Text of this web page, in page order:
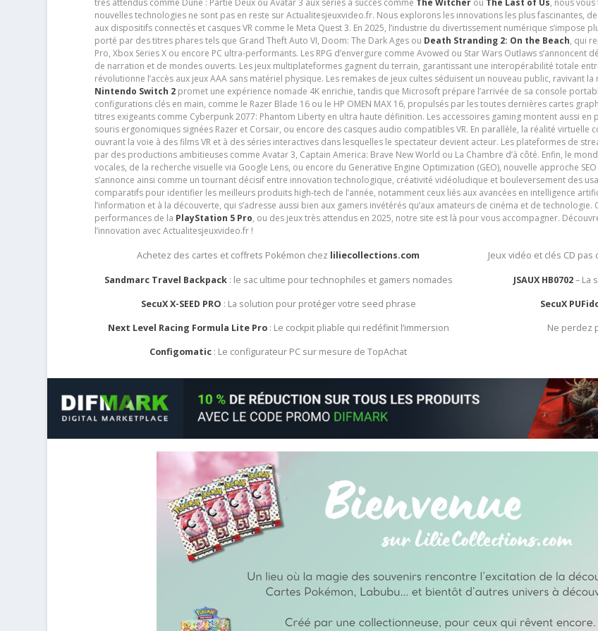
très attendus comme Dune : Partie Deux ou Avatar 3 aux séries à succès comme The Witcherou The Last of Us, nous
nouvelles technologies ne sont pas en reste sur Actualitesjeuxvideo.fr. Nous explorons les innovations les plus fascinantes,
aux dispositifs connectés et casques VR comme le Meta Quest 3. En 2025, l’industrie du divertissement numérique s’impose
porté par des titres phares tels que Grand Theft Auto VI, Doom: The Dark Ages ou Death Stranding 2: On the Beach, qui
Pro, Xbox Series X ou encore PC ultra-performants. Les RPG d’envergure comme Avowed ou Star Wars Outlaws
de narration et de mondes ouverts. Les jeux multiplateformes gagnent du terrain, garantissant une interopérabilité totale
révolutionne l’accès aux jeux AAA sans matériel physique. Les remakes de jeux cultes séduisent un nouveau public, ravivant
Nintendo Switch 2promet une expérience nomade 4K enrichie, tandis que Microsoft prépare l’arrivée de sa console
configurations clés en main, comme le Razer Blade 16 ou le HP OMEN MAX 16, propulsés par les toutes dernières cartes
titres exigeants comme Cyberpunk 2077: Phantom Liberty en ultra haute définition. Les accessoires gaming montent aussi
souris ergonomiques signées Razer et Corsair, ou encore des casques audio compatibles VR. En parallèle, la réalité virtuelle
ouvrant la voie à des films VR et à des séries interactives dans lesquelles le spectateur devient acteur. Les plateformes de
par des productions ambitieuses comme Avatar 3, Captain America: Brave New World ou La Chambre d’à côté. Enfin, le
vocales, de la recherche visuelle via Google Lens, ou encore du Generative Engine Optimization (GEO), nouvelle approche
s’annonce ainsi comme un tournant décisif entre innovation technologique, créativité vidéoludique et bouleversement des
comparatifs pour identifier les meilleurs produits high-tech de l’année, notamment ceux liés aux avancées en intelligence
l’information et à la découverte, qui s’adresse aussi bien aux gamers invétérés qu’aux amateurs de cinéma et de
performances de la PlayStation 5 Pro, ou des jeux très attendus en 2025, notre site est là pour vous accompagner.
l’innovation avec Actualitesjeuxvideo.fr !
Achetez des cartes et coffrets Pokémon chez liliecollections.com
Sandmarc Travel Backpack: le sac ultime pour technophiles et gamers nomades
SecuX X-SEED PRO : La solution pour protéger votre seed phrase
Next Level Racing Formula Lite Pro: Le cockpit pliable qui redéfinit l’immersion
Configomatic : Le configurateur PC sur mesure de TopAchat
Jeux vidéo et clés CD
JSAUX HB0702– La
SecuX
Ne perdez